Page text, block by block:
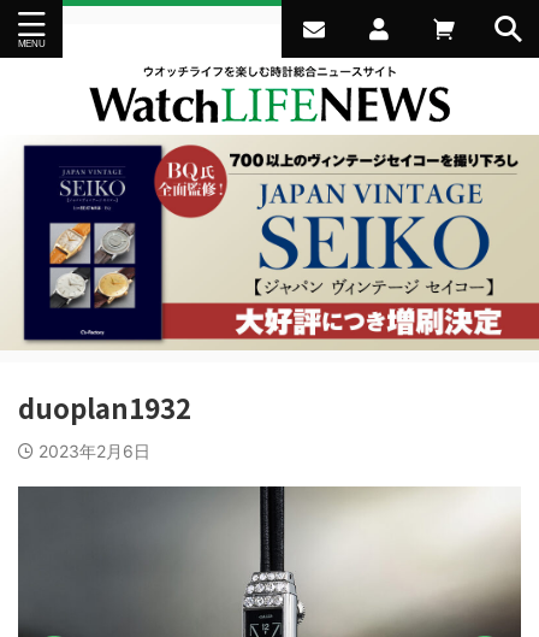
duoplan1932
2023年2月6日